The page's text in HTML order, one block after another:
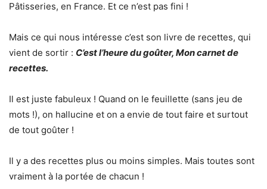
Pâtisseries, en France. Et ce n’est pas fini !
Mais ce qui nous intéresse c’est son livre de recettes, qui
vient de sortir : C’est l’heure du goûter, Mon carnet de
recettes.
Il est juste fabuleux ! Quand on le feuillette (sans jeu de
mots !), on hallucine et on a envie de tout faire et surtout
de tout goûter !
Il y a des recettes plus ou moins simples. Mais toutes sont
vraiment à la portée de chacun !